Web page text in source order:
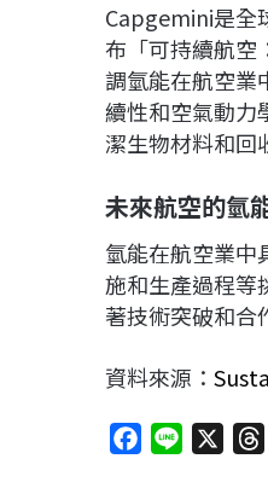
Capgemini是全
布「可持續航
調氫能在航空業
續性和空氣動力
潔生物材料和回
未來航空的氫
氫能在航空業中
施和生產過程等
著技術突破和合
資料來源：